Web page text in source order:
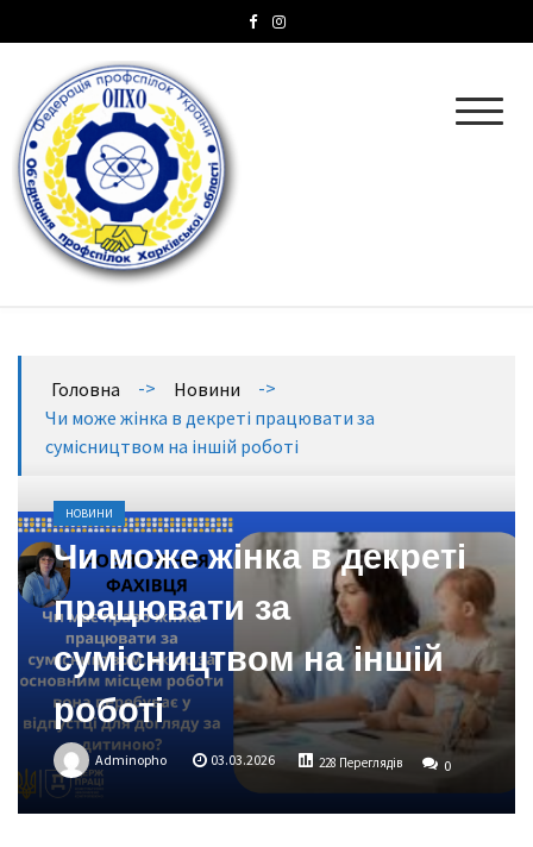
Головна -> Новини
->
Чи може жінка в декреті працювати за
сумісництвом на іншій роботі
НОВИНИ
Чи може жінка в декреті
працювати за
сумісництвом на іншій
роботі
Adminopho 03.03.2026 228 Переглядів 0